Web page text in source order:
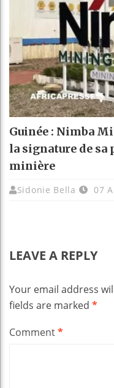
Guinée : Nimba
la signature de
minière
Sidonie Bella 07
LEAVE A REPLY
Your email address
fields are marked *
Comment*